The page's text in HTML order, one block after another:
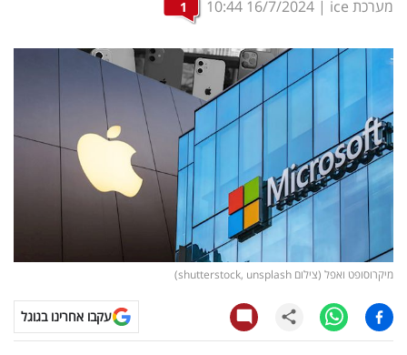
דעות
רכילות
עסקית
קריפטו
ויראלי
טלוויזיה
עסקי
ספורט
מערכת ice |
16/7/2024
10:44
1
מיקרוסופט ואפל (צילום shutterstock, unsplash)
עקבו אחרינו בגוגל